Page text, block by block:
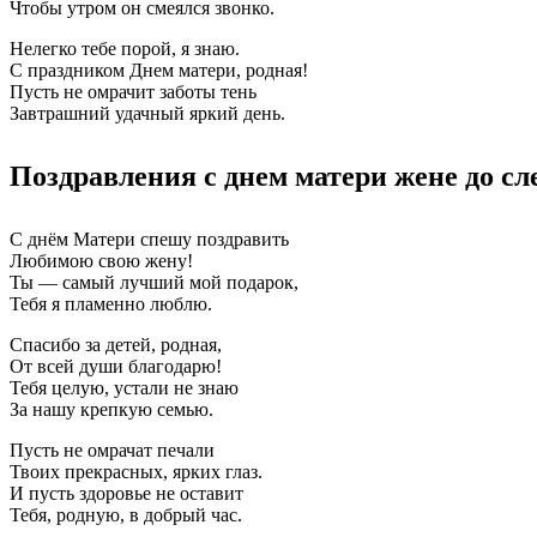
Чтобы утром он смеялся звонко.
Нелегко тебе порой, я знаю.
С праздником Днем матери, родная!
Пусть не омрачит заботы тень
Завтрашний удачный яркий день.
Поздравления с днем матери жене до
С днём Матери спешу поздравить
Любимою свою жену!
Ты — самый лучший мой подарок,
Тебя я пламенно люблю.
Спасибо за детей, родная,
От всей души благодарю!
Тебя целую, устали не знаю
За нашу крепкую семью.
Пусть не омрачат печали
Твоих прекрасных, ярких глаз.
И пусть здоровье не оставит
Тебя, родную, в добрый час.